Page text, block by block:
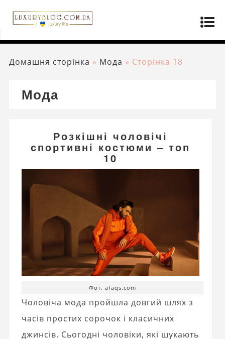
Домашня сторінка » Мода » Сторінка 18
Мода
Розкішні чоловічі
спортивні костюми – топ
10
Фот. afaqs.com
Чоловіча мода пройшла довгий шлях з
часів простих сорочок і класичних
джинсів. Сьогодні чоловіки, які шукають